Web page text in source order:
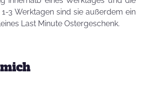
3 Werktagen sind sie außerdem ein
Last Minute Ostergeschenk.